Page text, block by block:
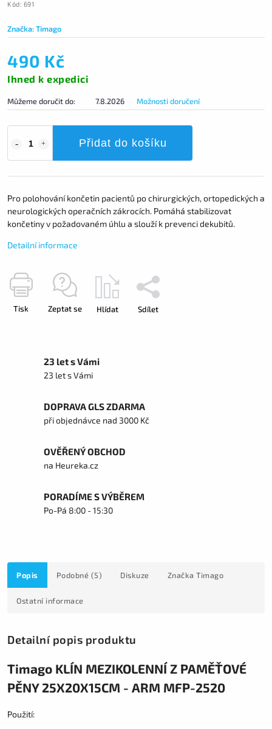
Kód: 691
Značka:Timago
490 Kč
Ihned k expedici
Můžeme doručit do: 7.8.2026 Možnosti doručení
Přidat do košíku
Pro polohování končetin pacientů po chirurgických, ortopedických a
neurologických operačních zákrocích. Pomáhá stabilizovat
končetiny v požadovaném úhlu a slouží k prevenci dekubitů.
Detailní informace
Tisk Zeptat se Hlídat Sdílet
23 let s Vámi
23 let s Vámi
DOPRAVA GLS ZDARMA
při objednávce nad 3000 Kč
OVĚŘENÝ OBCHOD
na Heureka.cz
PORADÍME S VÝBĚREM
Po-Pá 8:00 - 15:30
Popis Podobné (5) Diskuze Značka Timago
Ostatní informace
Detailní popis produktu
Timago KLÍN MEZIKOLENNÍ Z PAMĚŤOVÉ
PĚNY 25X20X15CM - ARM MFP-2520
Použití: